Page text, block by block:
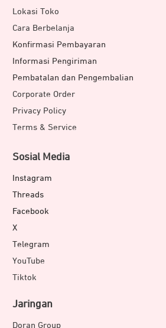
Lokasi Toko
Cara Berbelanja
Konfirmasi Pembayaran
Informasi Pengiriman
Pembatalan dan Pengembalian
Corporate Order
Privacy Policy
Terms & Service
Sosial Media
Instagram
Threads
Facebook
X
Telegram
YouTube
Tiktok
Jaringan
Doran Group